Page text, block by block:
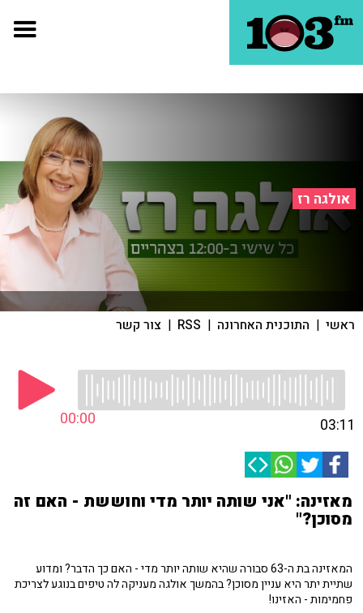
אולגה רז
ראשי | התוכנית האחרונה |
RSS
| צור קשר
00:00 03:11
מאזינה: "אני שותה יותר מדי וחוששת - האם זה
מסוכן?"
המאזינה בת ה-63 סבורה שהיא שותה יותר מדי - האם כך הדבר? ומדוע
שתיית יתר היא עניין מסוכן? בהמשך אולגה מעניקה לה טיפים בנוגע לצריכת
פחמימות - האזינו!